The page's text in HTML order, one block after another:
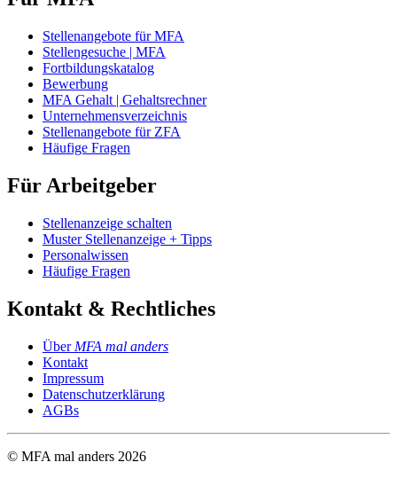
Stellenangebote für MFA
Stellengesuche | MFA
Fortbildungskatalog
Bewerbung
MFA Gehalt | Gehaltsrechner
Unternehmensverzeichnis
Stellenangebote für ZFA
Häufige Fragen
Für Arbeitgeber
Stellenanzeige schalten
Muster Stellenanzeige + Tipps
Personalwissen
Häufige Fragen
Kontakt & Rechtliches
Über MFA mal anders
Kontakt
Impressum
Datenschutzerklärung
AGBs
© MFA mal anders 2026